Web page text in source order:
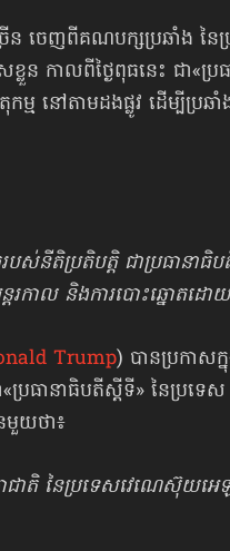
ន ចេញពីគណបក្សប្រឆាំង ន
ន កាលពីថ្ងៃពុធនេះ ជា«ប្
កម្ម នៅតាមដងផ្លូវ ដើម្បីប្
របស់នីតិប្រតិបតិ្ត ជាប្រធាន
តរកាល និងការបោះឆ្នោតដោ
Trump) បានប្រកាស
«ប្រធានាធិបតីស្ដីទី» នៃប្
មួយថា៖
សភាជាតិ នៃប្រទេសវេណេស៊ុយ